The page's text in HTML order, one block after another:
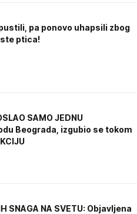
pa ponovo uhapsili zbog
ptica!
SAMO JEDNU
Beograda, izgubio se tokom
SNAGA NA SVETU: Objavljena